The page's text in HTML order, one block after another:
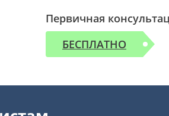
Первичная
БЕСПЛАТНО